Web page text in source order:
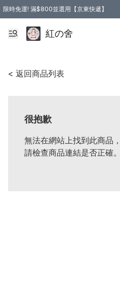
限時免運! 滿$800並選用【京東快遞】
紅の舍
< 返回商品列表
很抱歉
無法在網站上找到此商品
請檢查商品連結是否正確。